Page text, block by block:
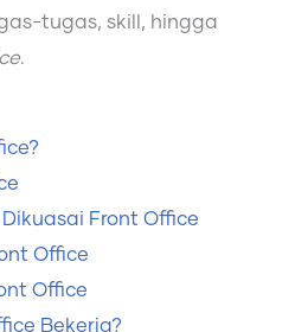
tugas, skill, hingga
.
Front Office
Office
Office
Bekerja?